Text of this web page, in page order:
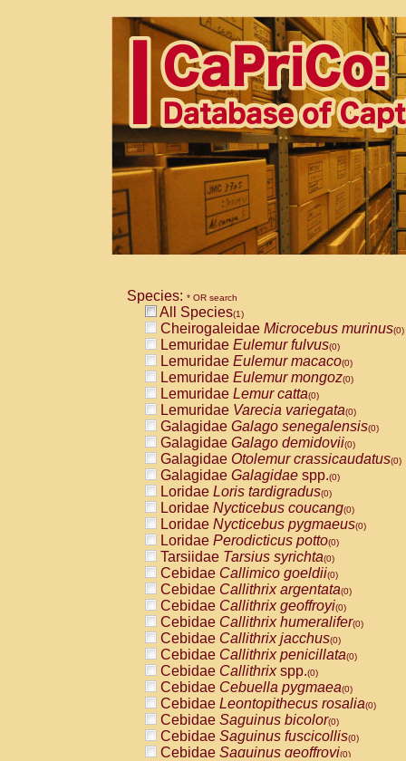
Species: * OR search
All Species(1)
Cheirogaleidae Microcebus murinus(0)
Lemuridae Eulemur fulvus(0)
Lemuridae Eulemur macaco(0)
Lemuridae Eulemur mongoz(0)
Lemuridae Lemur catta(0)
Lemuridae Varecia variegata(0)
Galagidae Galago senegalensis(0)
Galagidae Galago demidovii(0)
Galagidae Otolemur crassicaudatus(0)
Galagidae Galagidae spp.(0)
Loridae Loris tardigradus(0)
Loridae Nycticebus coucang(0)
Loridae Nycticebus pygmaeus(0)
Loridae Perodicticus potto(0)
Tarsiidae Tarsius syrichta(0)
Cebidae Callimico goeldii(0)
Cebidae Callithrix argentata(0)
Cebidae Callithrix geoffroyi(0)
Cebidae Callithrix humeralifer(0)
Cebidae Callithrix jacchus(0)
Cebidae Callithrix penicillata(0)
Cebidae Callithrixspp.(0)
Cebidae Cebuella pygmaea(0)
Cebidae Leontopithecus rosalia(0)
Cebidae Saguinus bicolor(0)
Cebidae Saguinus fuscicollis(0)
Cebidae Saguinus geoffroyi(0)